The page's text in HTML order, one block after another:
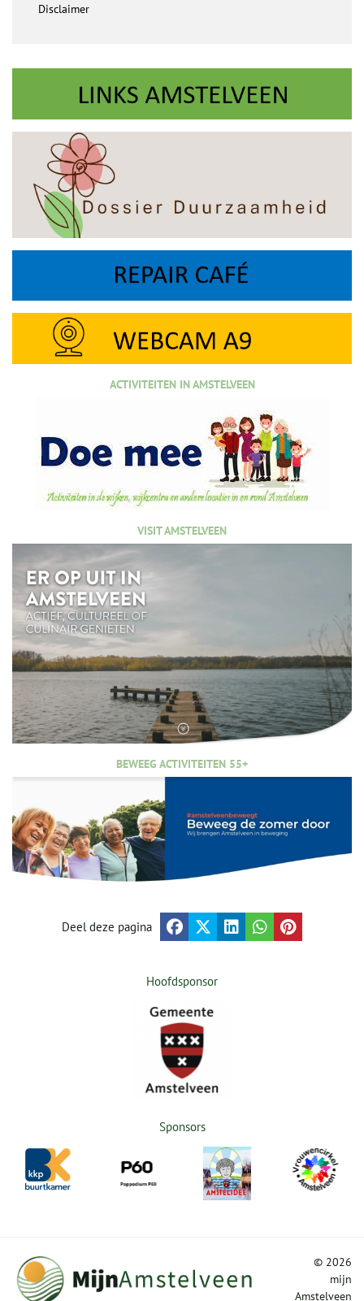
Disclaimer
ACTIVITEITEN IN AMSTELVEEN
VISIT AMSTELVEEN
BEWEEG ACTIVITEITEN 55+
Deel deze pagina
Hoofdsponsor
Sponsors
© 2026
mijn
Amstelveen